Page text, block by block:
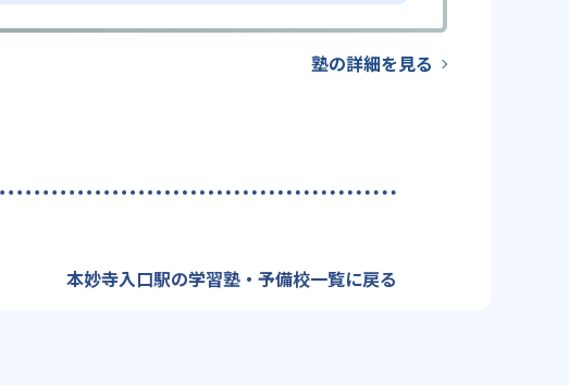
塾の詳細を見る
本妙寺入口駅の学習塾・予備校一覧に戻る